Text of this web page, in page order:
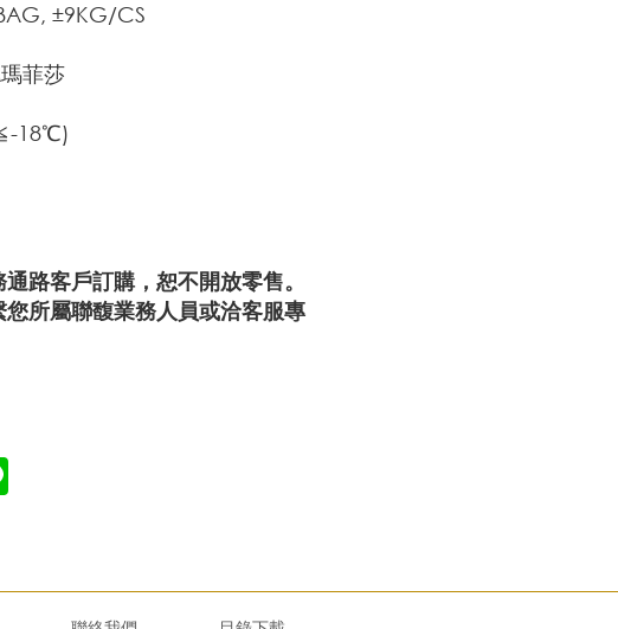
±9KG/CS
菲莎
18℃)
路客戶訂購，恕不開放零售。
所屬聯馥業務人員或洽客服專